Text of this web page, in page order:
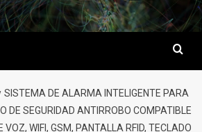
SISTEMA DE ALARMA INTELIGENTE PARA
DE SEGURIDAD ANTIRROBO COMPATIBLE
VOZ, WIFI, GSM, PANTALLA RFID, TECLADO